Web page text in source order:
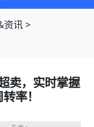
资讯>
卖，实时掌握
率！